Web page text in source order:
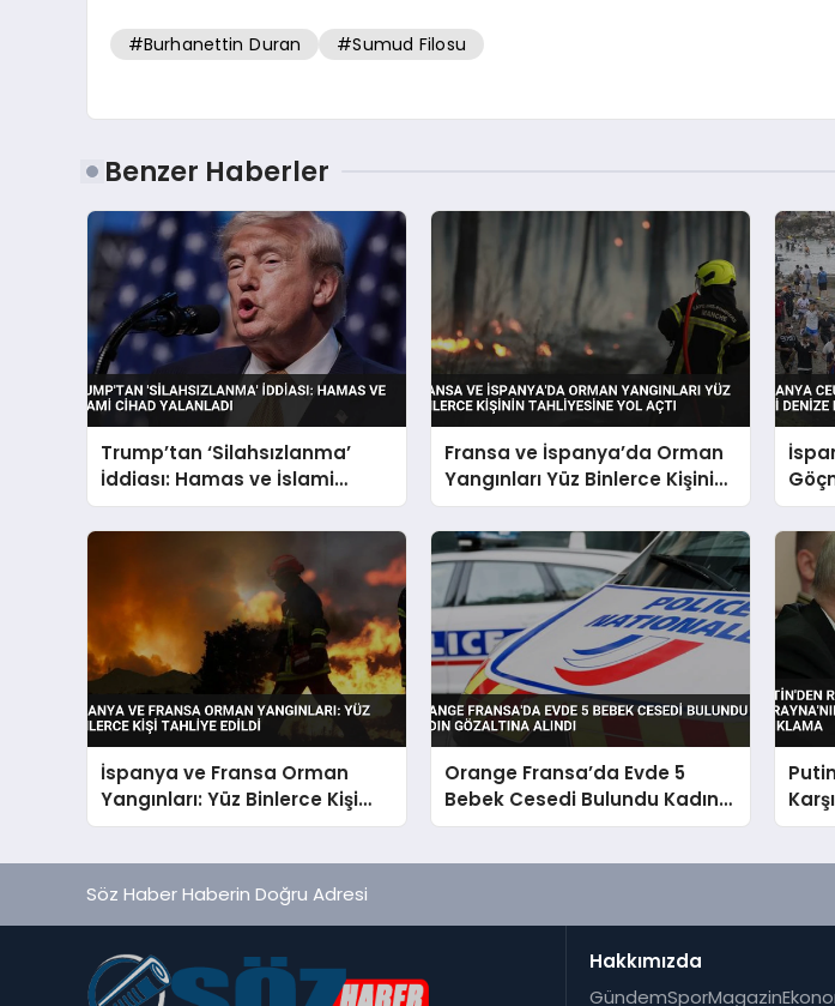
#Burhanettin Duran #Sumud Filosu
Benzer Haberler
Trump’tan ‘Silahsızlanma’
İddiası: Hamas ve İslami
Cihad Yalanladı
Fransa ve İspanya’da Orman
Yangınları Yüz Binlerce Kişinin
Tahliyesine Yol Açtı
Kişi
İspanya ve Fransa Orman
Yangınları: Yüz Binlerce Kişi
Tahliye Edildi
Orange Fransa’da Evde 5
Bebek Cesedi Bulundu Kadın
Gözaltına Alındı
Söz Haber Haberin Doğru Adresi
Hakkımızda
GündemSporMagazin